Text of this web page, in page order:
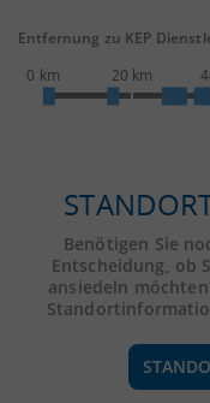
Entfernung zu KEP
0 km
20 km
Benötigen Sie
Entscheidung, ob
ansiedeln